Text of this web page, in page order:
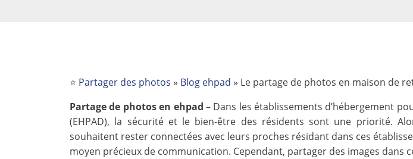
⭐ Partager des photos » Blog ehpad » Le partage de photos en maison de
Partage de photos en ehpad – Dans les établissements d’hébergement
(EHPAD), la sécurité et le bien-être des résidents sont une priorité.
souhaitent rester connectées avec leurs proches résidant dans ces
moyen précieux de communication. Cependant, partager des images dans